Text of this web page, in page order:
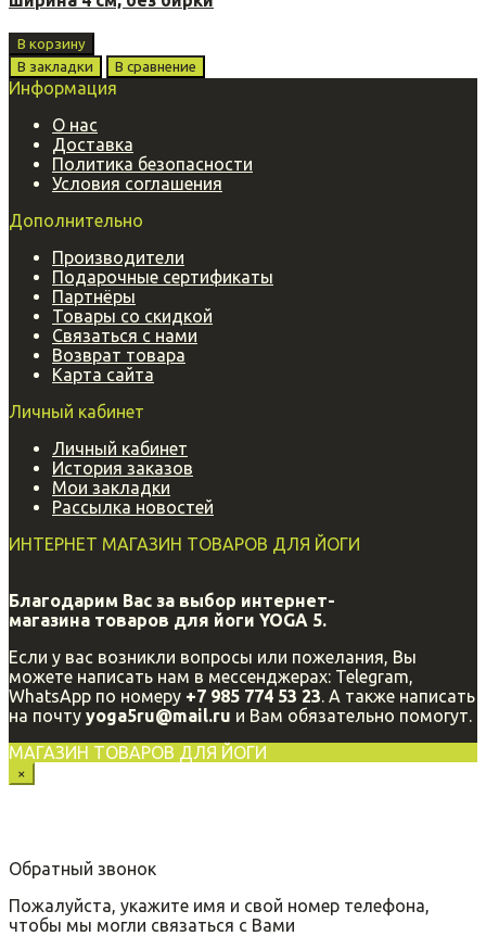
В корзину
В закладки
В сравнение
Информация
О нас
Доставка
Политика безопасности
Условия соглашения
Дополнительно
Производители
Подарочные сертификаты
Партнёры
Товары со скидкой
Связаться с нами
Возврат товара
Карта сайта
Личный кабинет
Личный кабинет
История заказов
Мои закладки
Рассылка новостей
ИНТЕРНЕТ МАГАЗИН ТОВАРОВ ДЛЯ ЙОГИ
Благодарим Вас за выбор интернет-
магазина товаров для йоги YOGA 5.
Если у вас возникли вопросы или пожелания, Вы
можете написать нам в мессенджерах: Telegram,
WhatsApp по номеру +7 985 774 53 23. А также написать
на почту yoga5ru@mail.ru и Вам обязательно помогут.
МАГАЗИН ТОВАРОВ ДЛЯ ЙОГИ
×
Обратный звонок
Пожалуйста, укажите имя и свой номер телефона,
чтобы мы могли связаться с Вами